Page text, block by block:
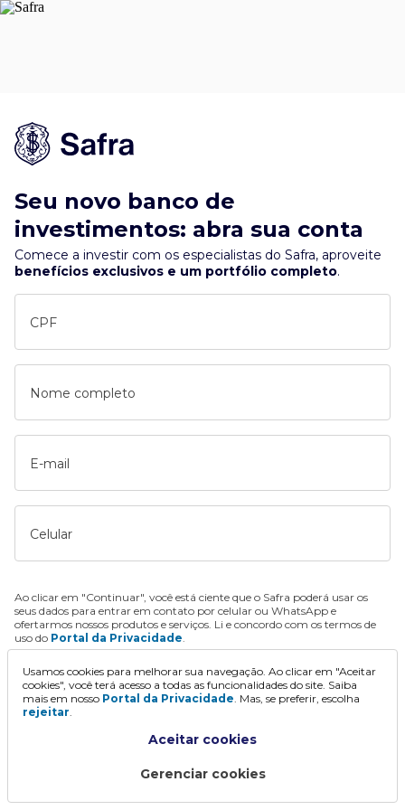
Seu novo banco de
investimentos: abra sua conta
Comece a investir com os especialistas do Safra, aproveite
benefícios exclusivos e um portfólio completo.
CPF
Nome completo
E-mail
Celular
Ao clicar em "Continuar", você está ciente que o Safra poderá usar os
seus dados para entrar em contato por celular ou WhatsApp e
ofertarmos nossos produtos e serviços. Li e concordo com os termos de
uso do Portal da Privacidade.
Continuar
Usamos cookies para melhorar sua navegação. Ao clicar em "Aceitar
cookies", você terá acesso a todas as funcionalidades do site. Saiba
mais em nosso Portal da Privacidade. Mas, se preferir, escolha
rejeitar.
Aceitar cookies
Gerenciar cookies